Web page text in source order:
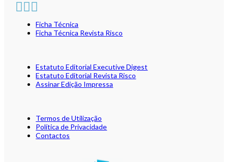
Ficha Técnica
Ficha Técnica Revista Risco
Estatuto Editorial Executive Digest
Estatuto Editorial Revista Risco
Assinar Edição Impressa
Termos de Utilização
Política de Privacidade
Contactos